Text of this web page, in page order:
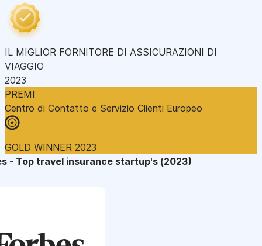
IL MIGLIOR FORNITORE DI ASSICURAZIONI DI
VIAGGIO
2023
PREMI
Centro di Contatto e Servizio Clienti Europeo
GOLD WINNER 2023
- Top travel insurance startup's (2023)